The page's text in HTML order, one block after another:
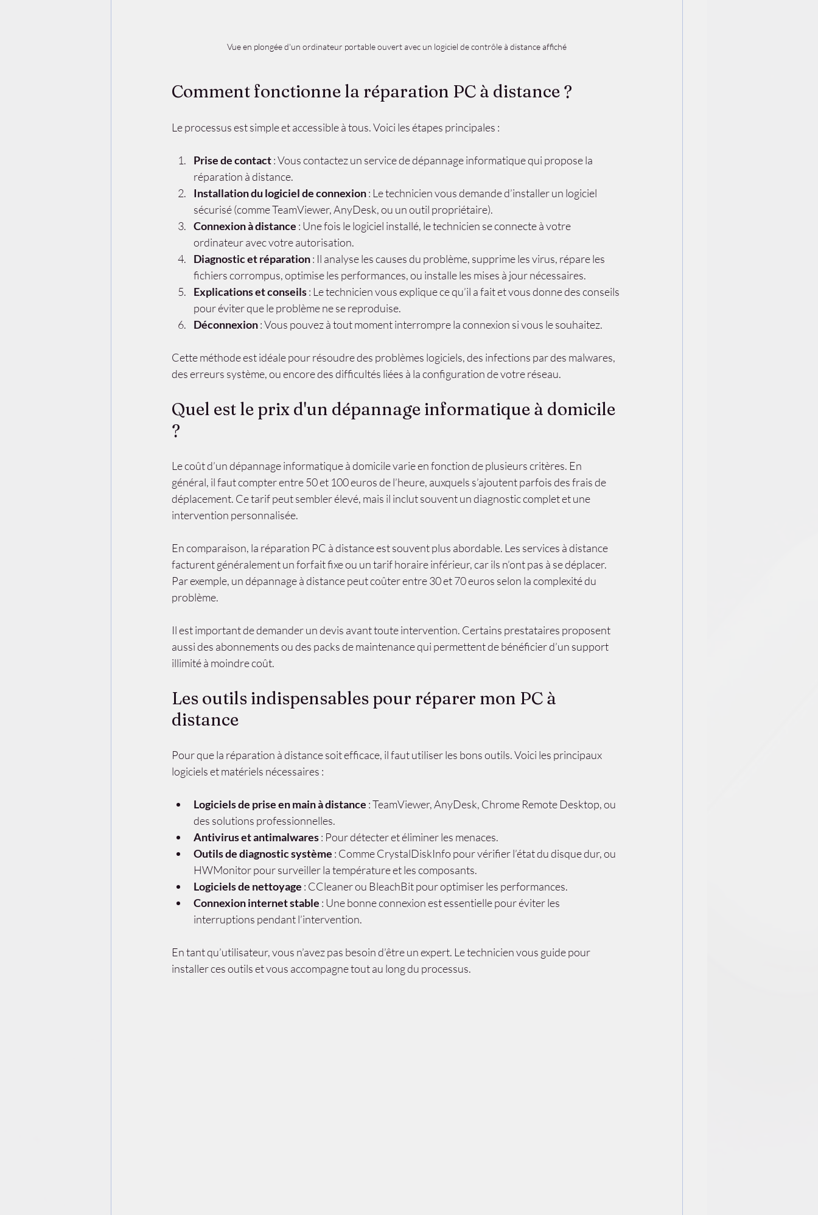
Vue en plongée d'un ordinateur portable ouvert avec un logiciel de contrôle à distance affiché
Comment fonctionne la réparation PC à distance ?
Le processus est simple et accessible à tous. Voici les étapes principales :
Prise de contact : Vous contactez un service de dépannage informatique qui propose la
réparation à distance.
Installation du logiciel de connexion : Le technicien vous demande d’installer un logiciel
sécurisé (comme TeamViewer, AnyDesk, ou un outil propriétaire).
Connexion à distance : Une fois le logiciel installé, le technicien se connecte à votre
ordinateur avec votre autorisation.
Diagnostic et réparation : Il analyse les causes du problème, supprime les virus, répare les
fichiers corrompus, optimise les performances, ou installe les mises à jour nécessaires.
Explications et conseils : Le technicien vous explique ce qu’il a fait et vous donne des conseils
pour éviter que le problème ne se reproduise.
Déconnexion : Vous pouvez à tout moment interrompre la connexion si vous le souhaitez.
Cette méthode est idéale pour résoudre des problèmes logiciels, des infections par des malwares,
des erreurs système, ou encore des difficultés liées à la configuration de votre réseau.
Quel est le prix d'un dépannage informatique à domicile
?
Le coût d’un dépannage informatique à domicile varie en fonction de plusieurs critères. En
général, il faut compter entre 50 et 100 euros de l’heure, auxquels s’ajoutent parfois des frais de
déplacement. Ce tarif peut sembler élevé, mais il inclut souvent un diagnostic complet et une
intervention personnalisée.
En comparaison, la réparation PC à distance est souvent plus abordable. Les services à distance
facturent généralement un forfait fixe ou un tarif horaire inférieur, car ils n’ont pas à se déplacer.
Par exemple, un dépannage à distance peut coûter entre 30 et 70 euros selon la complexité du
problème.
Il est important de demander un devis avant toute intervention. Certains prestataires proposent
aussi des abonnements ou des packs de maintenance qui permettent de bénéficier d’un support
illimité à moindre coût.
Les outils indispensables pour réparer mon PC à
distance
Pour que la réparation à distance soit efficace, il faut utiliser les bons outils. Voici les principaux
logiciels et matériels nécessaires :
Logiciels de prise en main à distance : TeamViewer, AnyDesk, Chrome Remote Desktop, ou
des solutions professionnelles.
Antivirus et antimalwares : Pour détecter et éliminer les menaces.
Outils de diagnostic système : Comme CrystalDiskInfo pour vérifier l’état du disque dur, ou
HWMonitor pour surveiller la température et les composants.
Logiciels de nettoyage : CCleaner ou BleachBit pour optimiser les performances.
Connexion internet stable : Une bonne connexion est essentielle pour éviter les
interruptions pendant l’intervention.
En tant qu’utilisateur, vous n’avez pas besoin d’être un expert. Le technicien vous guide pour
installer ces outils et vous accompagne tout au long du processus.